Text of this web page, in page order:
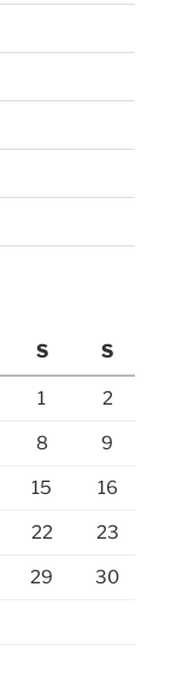
S S
1 2
8 9
15 16
22 23
29 30